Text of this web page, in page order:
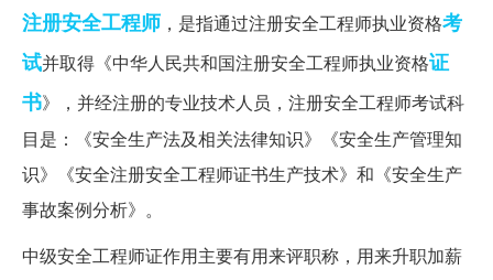
注册安全工程师 ，是指通过注册安全工程师执业资格考
试并取得《中华人民共和国注册安全工程师执业资格证
书》，并经注册的专业技术人员，注册安全工程师考试科
目是：《安全生产法及相关法律知识》《安全生产管理知
识》《安全注册安全工程师证书生产技术》和《安全生产
事故案例分析》。
中级安全工程师证作用主要有用来评职称，用来升职加薪